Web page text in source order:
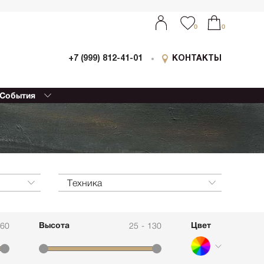
0 0
+7 (999) 812-41-01 КОНТАКТЫ
События
0 0
Техника
Высота 25 - 130 Цвет